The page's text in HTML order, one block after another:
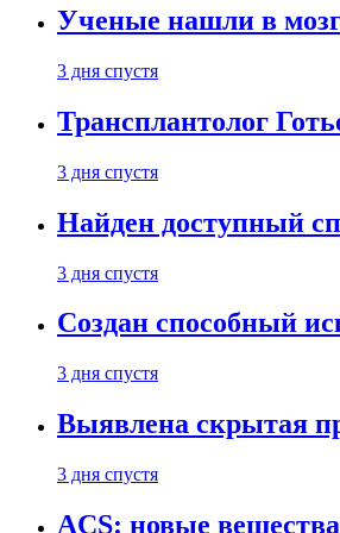
Ученые нашли в
3 дня спустя
Трансплантолог
3 дня спустя
Найден доступный
3 дня спустя
Создан способный
3 дня спустя
Выявлена скрытая
3 дня спустя
ACS: новые